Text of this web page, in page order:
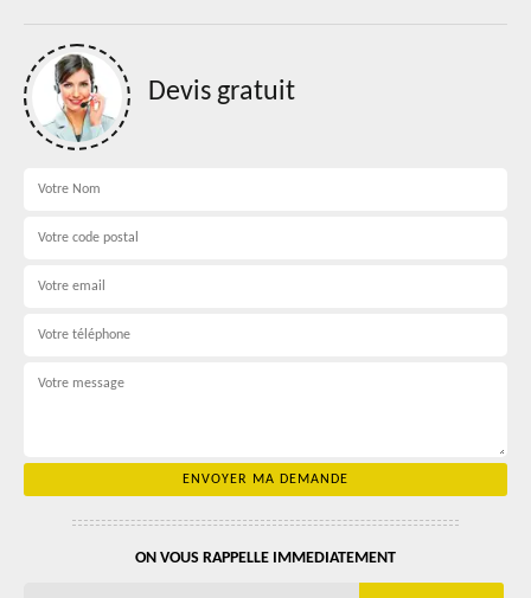
Devis gratuit
ON VOUS RAPPELLE IMMEDIATEMENT